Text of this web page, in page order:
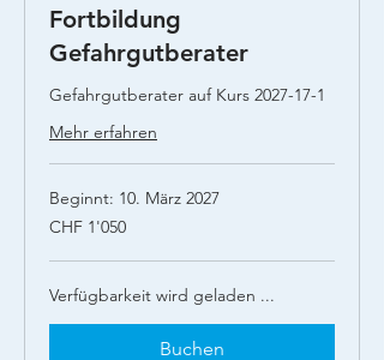
Fortbildung
Gefahrgutberater
Gefahrgutberater auf Kurs 2027-17-1
Mehr erfahren
Beginnt: 10. März 2027
1'050
Schweizer
CHF 1'050
Verfügbarkeit wird geladen ...
Buchen